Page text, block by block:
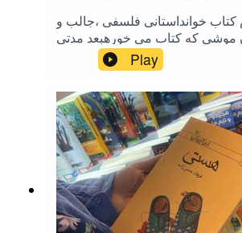
خوانداستانی فلسفی ،جالب و
موشی که کتاب می خورهبعد مدتی
کتاب ها رو بخونه بعد بخوره
Play